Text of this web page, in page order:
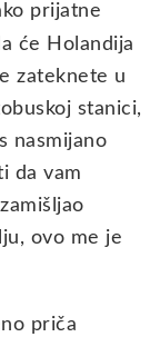
prijatne
će Holandija
zateknete u
stanici,
nasmijano
da vam
ovo me je
priča